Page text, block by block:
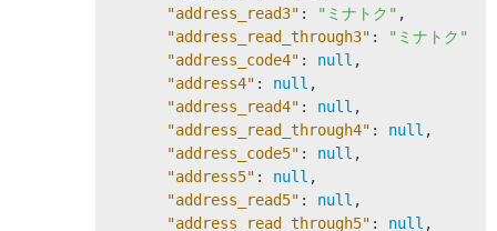
"address_read3" : "ミナトク" ,
"address_read_through3" : "ミナトク"
"address_code4" : null ,
"address4" : null ,
"address_read4" : null ,
"address_read_through4" : null ,
"address_code5" : null ,
"address5" : null ,
"address_read5" : null ,
"address_read_through5" : null ,